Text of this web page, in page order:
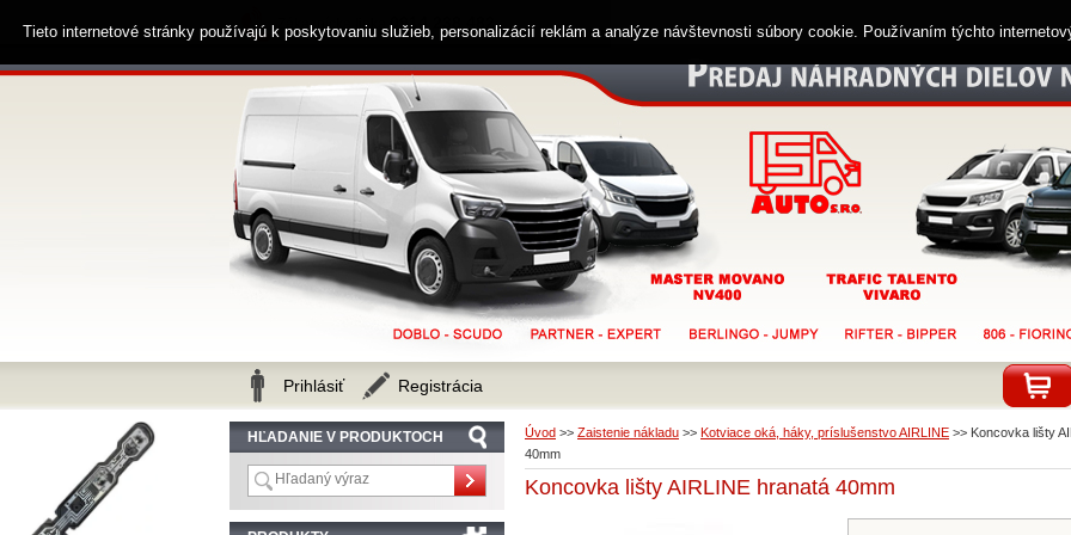
Úvod >> Zaistenie nákladu >> Kotviace oká, háky, príslušenstvo AIRLINE >> Koncovka lišty
40mm
Koncovka lišty AIRLINE hranatá 40mm
HĽADANIE V PRODUKTOCH
Zákaznícka linka 0914 238 482
Prihlásiť Registrácia
Tieto internetové stránky používajú k poskytovaniu služieb, personalizácií reklám a analýze návštevnosti súbory cookie. Používaním týchto